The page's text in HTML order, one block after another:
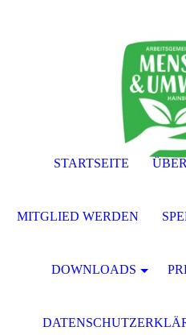
STARTSEITE
MITGLIED WERDEN
DOWNLOADS